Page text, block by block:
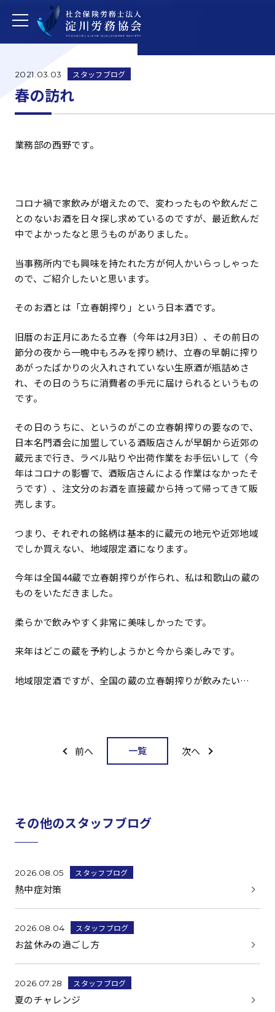
2021.03.03 スタッフブログ
春の訪れ
業務部の西野です。
コロナ禍で家飲みが増えたので、変わったものや飲んだこ
とのないお酒を日々探し求めているのですが、最近飲んだ
中でよかったなと思うものがありました。
当事務所内でも興味を持たれた方が何人かいらっしゃった
ので、ご紹介したいと思います。
そのお酒とは「立春朝搾り」という日本酒です。
旧暦のお正月にあたる立春（今年は2月3日）、その前日の
節分の夜から一晩中もろみを搾り続け、立春の早朝に搾り
あがったばかりの火入れされていない生原酒が瓶詰めさ
れ、その日のうちに消費者の手元に届けられるというもの
です。
その日のうちに、というのがこの立春朝搾りの要なので、
日本名門酒会に加盟している酒販店さんが早朝から近郊の
蔵元まで行き、ラベル貼りや出荷作業をお手伝いして（今
年はコロナの影響で、酒販店さんによる作業はなかったそ
うです）、注文分のお酒を直接蔵から持って帰ってきて販
売します。
つまり、それぞれの銘柄は基本的に蔵元の地元や近郊地域
でしか買えない、地域限定酒になります。
今年は全国44蔵で立春朝搾りが作られ、私は和歌山の蔵の
ものをいただきました。
柔らかで飲みやすく非常に美味しかったです。
来年はどこの蔵を予約しようかと今から楽しみです。
地域限定酒ですが、全国の蔵の立春朝搾りが飲みたい…
前へ 一覧 次へ
その他のスタッフブログ
2026.08.05 スタッフブログ
熱中症対策
2026.08.04 スタッフブログ
お盆休みの過ごし方
2026.07.28 スタッフブログ
夏のチャレンジ